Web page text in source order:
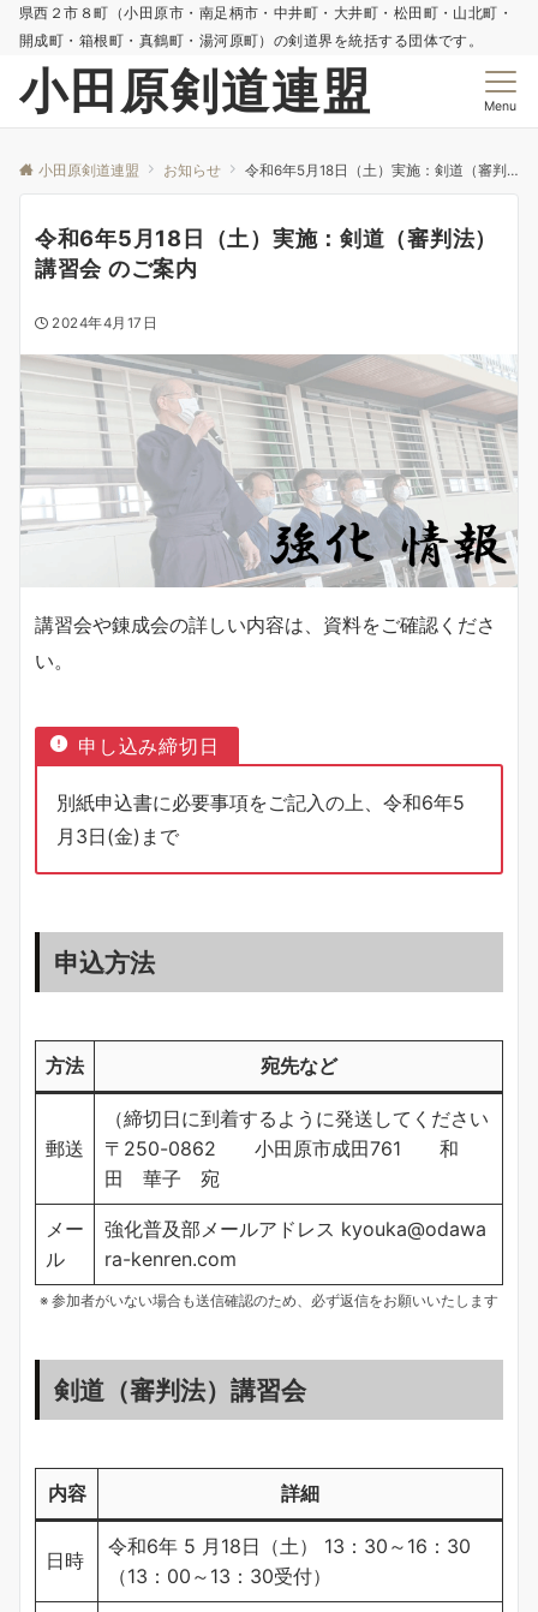
県西２市８町（小田原市・南足柄市・中井町・大井町・松田町・山北町・
開成町・箱根町・真鶴町・湯河原町）の剣道界を統括する団体です。
小田原剣道連盟 Menu
小田原剣道連盟 お知らせ 令和6年5月18日（土）実施：剣道（審判法）講習会 のご案内
令和6年5月18日（土）実施：剣道（審判法）
講習会 のご案内
2024年4月17日
講習会や錬成会の詳しい内容は、資料をご確認くださ
い。
申し込み締切日
別紙申込書に必要事項をご記入の上、令和6年5
月3日(金)まで
申込方法
方法 宛先など
郵送
（締切日に到着するように発送してください
〒250-0862 小田原市成田761 和
田 華子 宛
メー
ル
強化普及部メールアドレス kyouka@odawa
ra-kenren.com
※ 参加者がいない場合も送信確認のため、必ず返信をお願いいたします
剣道（審判法）講習会
内容 詳細
日時
令和6年 5 月18日（土） 13：30～16：30
（13：00～13：30受付）